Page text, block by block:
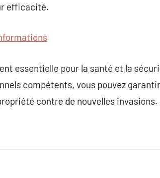
efficacité.
essentielle pour la santé et la
compétents, vous pouvez
contre de nouvelles invasions.